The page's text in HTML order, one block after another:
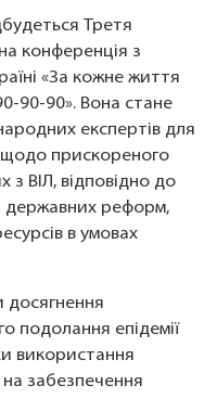
Третя
конференція з
«За кожне життя
90-90». Вона стане
експертів для
щодо прискореного
з ВІЛ, відповідно до
державних реформ,
в умовах
досягнення
подолання епідемії
використання
забезпечення